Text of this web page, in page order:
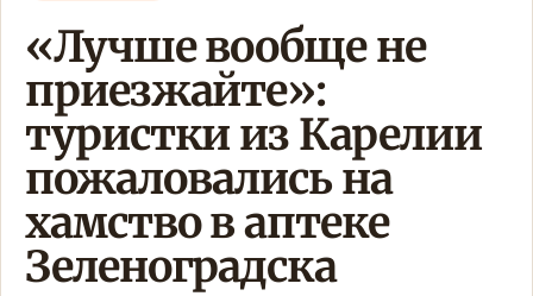
«Лучше вообще не
приезжайте»:
туристки из Карелии
пожаловались на
хамство в аптеке
Зеленоградска